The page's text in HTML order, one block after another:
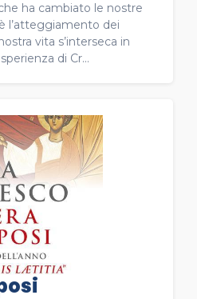
ha cambiato le nostre
l’atteggiamento dei
vita s’interseca in
di Cr...